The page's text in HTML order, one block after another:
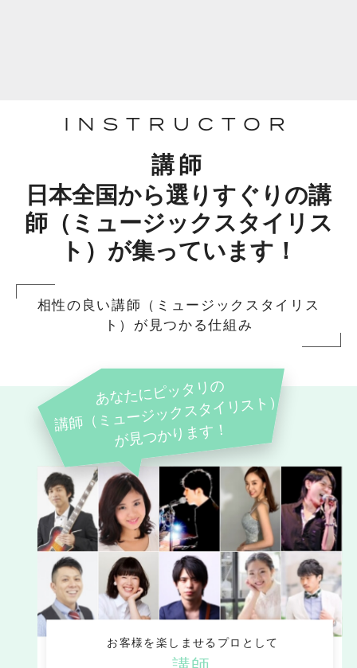
INSTRUCTOR
講師
日本全国から選りすぐりの講
師（ミュージックスタイリス
ト）が集っています！
相性の良い講師（ミュージックスタイリス
ト）が見つかる仕組み